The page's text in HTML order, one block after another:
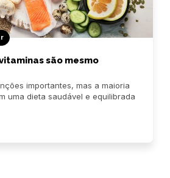
são mesmo
importantes, mas a maioria
uma dieta saudável e equilibrada